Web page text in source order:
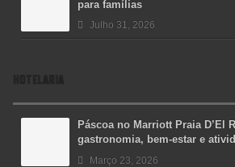
para famílias
Julho 31, 2026
HOTELARIA
Páscoa no Marriott Praia D’El
gastronomia, bem-estar e
Março 23, 2026